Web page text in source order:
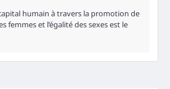
humain à travers la promotion de
femmes et l’égalité des sexes est le